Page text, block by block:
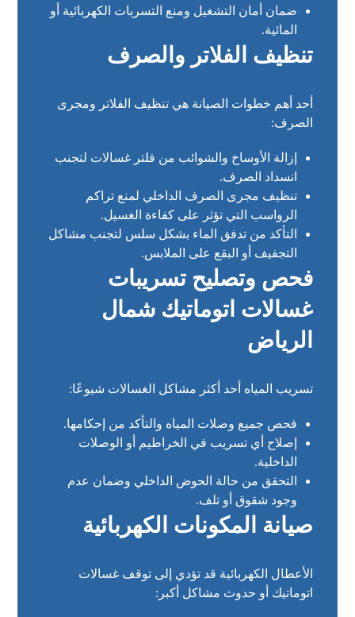
ضمان أمان التشغيل ومنع التسربات الكهربائية أو
المائية.
تنظيف الفلاتر والصرف
أحد أهم خطوات الصيانة هي تنظيف الفلاتر ومجرى
الصرف:
إزالة الأوساخ والشوائب من فلتر غسالات لتجنب
انسداد الصرف.
تنظيف مجرى الصرف الداخلي لمنع تراكم
الرواسب التي تؤثر على كفاءة الغسيل.
التأكد من تدفق الماء بشكل سلس لتجنب مشاكل
التجفيف أو البقع على الملابس.
فحص وتصليح تسريبات
غسالات اتوماتيك شمال
الرياض
تسريب المياه أحد أكثر مشاكل الغسالات شيوعًا:
فحص جميع وصلات المياه والتأكد من إحكامها.
إصلاح أي تسريب في الخراطيم أو الوصلات
الداخلية.
التحقق من حالة الحوض الداخلي وضمان عدم
وجود شقوق أو تلف.
صيانة المكونات الكهربائية
الأعطال الكهربائية قد تؤدي إلى توقف غسالات
اتوماتيك أو حدوث مشاكل أكبر: